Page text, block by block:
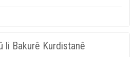
li Bakurê Kurdistanê